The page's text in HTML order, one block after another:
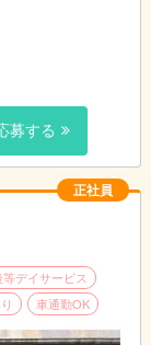
募する
正社員
デイサービス
車通勤OK